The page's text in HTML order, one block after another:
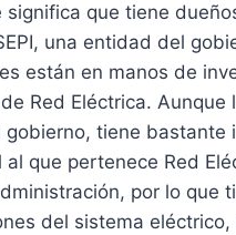
que tiene
una entidad del
están en manos de
Red Eléctrica. Aunque
tiene bastante
que pertenece Red
por lo que
del sistema